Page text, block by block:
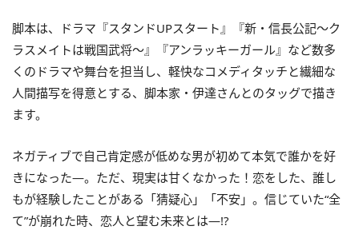
脚本は、ドラマ『スタンドUPスタート』『新・信長公記〜ク
ラスメイトは戦国武将〜』『アンラッキーガール』など数多
くのドラマや舞台を担当し、軽快なコメディタッチと繊細な
人間描写を得意とする、脚本家・伊達さんとのタッグで描き
ます。
ネガティブで自己肯定感が低めな男が初めて本気で誰かを好
きになった―。ただ、現実は甘くなかった！恋をした、誰し
もが経験したことがある「猜疑心」「不安」。信じていた“全
て”が崩れた時、恋人と望む未来とは―!?